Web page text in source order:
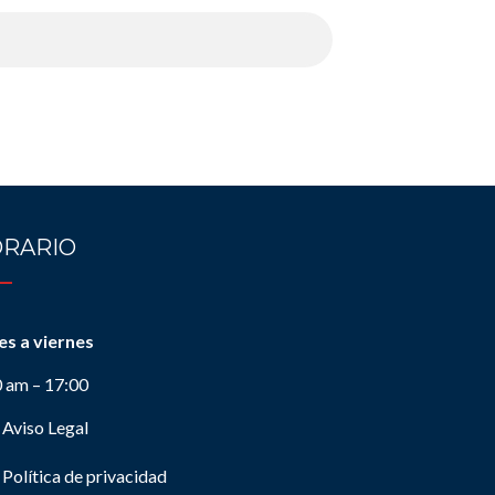
a viernes
am – 17:00
Aviso Legal
Política de privacidad